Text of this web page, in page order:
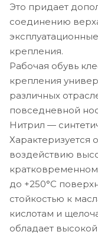
Это придает
соединению
крепления.
Рабочая обувь
крепления
различных
повседневной
Нитрил —
Характеризуется
воздействию
до +250°С
стойкостью к
кислотам и
обладает